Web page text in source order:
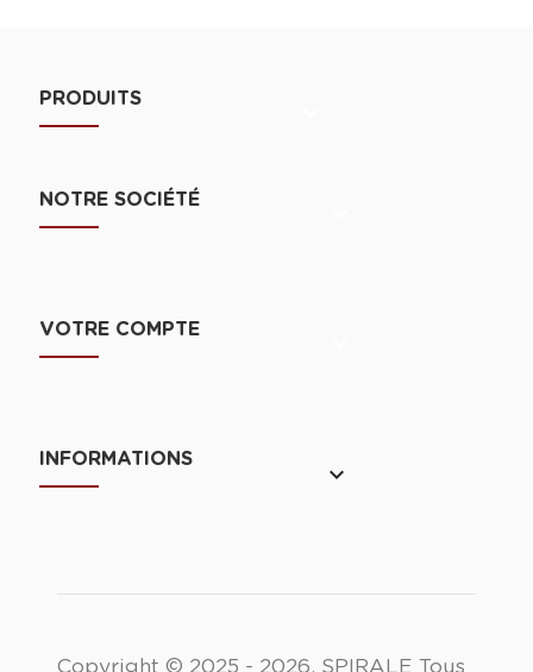
PRODUITS
NOTRE SOCIÉTÉ
VOTRE COMPTE
INFORMATIONS
keyboard_arrow_down
Copyright © 2025 - 2026. SPIRALE Tous